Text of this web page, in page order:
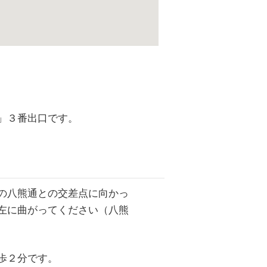
３番出口です。
八熊通との交差点に向かっ
に曲がってください（八熊
分です。